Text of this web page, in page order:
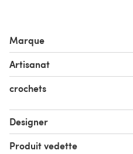
Marque
Artisanat
crochets
Designer
Produit vedette